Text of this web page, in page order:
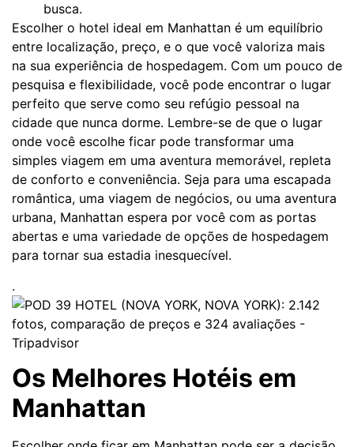
busca.
Escolher o hotel ideal em Manhattan é um equilíbrio
entre localização, preço, e o que você valoriza mais
na sua experiência de hospedagem. Com um pouco de
pesquisa e flexibilidade, você pode encontrar o lugar
perfeito que serve como seu refúgio pessoal na
cidade que nunca dorme. Lembre-se de que o lugar
onde você escolhe ficar pode transformar uma
simples viagem em uma aventura memorável, repleta
de conforto e conveniência. Seja para uma escapada
romântica, uma viagem de negócios, ou uma aventura
urbana, Manhattan espera por você com as portas
abertas e uma variedade de opções de hospedagem
para tornar sua estadia inesquecível.
.
Os Melhores Hotéis em
Manhattan